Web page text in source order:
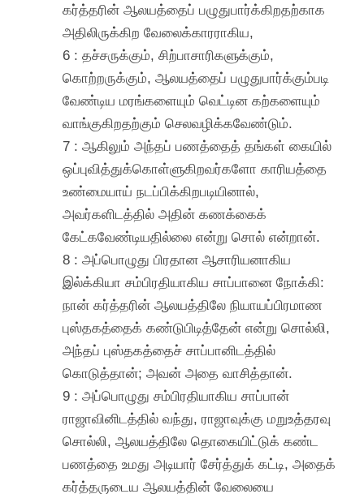
கர்த்தரின் ஆலயத்தைப் பழுதுபார்க்கிறதற்காக
அதிலிருக்கிற வேலைக்காரராகிய,
6 : தச்சருக்கும், சிற்பாசாரிகளுக்கும்,
கொற்றருக்கும், ஆலயத்தைப் பழுதுபார்க்கும்படி
வேண்டிய மரங்களையும் வெட்டின கற்களையும்
வாங்குகிறதற்கும் செலவழிக்கவேண்டும்.
7 : ஆகிலும் அந்தப் பணத்தைத் தங்கள் கையில்
ஒப்புவித்துக்கொள்ளுகிறவர்களோ காரியத்தை
உண்மையாய் நடப்பிக்கிறபடியினால்,
அவர்களிடத்தில் அதின் கணக்கைக்
கேட்கவேண்டியதில்லை என்று சொல் என்றான்.
8 : அப்பொழுது பிரதான ஆசாரியனாகிய
இல்க்கியா சம்பிரதியாகிய சாப்பானை நோக்கி:
நான் கர்த்தரின் ஆலயத்திலே நியாயப்பிரமாண
புஸ்தகத்தைக் கண்டுபிடித்தேன் என்று சொல்லி,
அந்தப் புஸ்தகத்தைச் சாப்பானிடத்தில்
கொடுத்தான்; அவன் அதை வாசித்தான்.
9 : அப்பொழுது சம்பிரதியாகிய சாப்பான்
ராஜாவினிடத்தில் வந்து, ராஜாவுக்கு மறுஉத்தரவு
சொல்லி, ஆலயத்திலே தொகையிட்டுக் கண்ட
பணத்தை உமது அடியார் சேர்த்துக் கட்டி, அதைக்
கர்த்தருடைய ஆலயத்தின் வேலையை